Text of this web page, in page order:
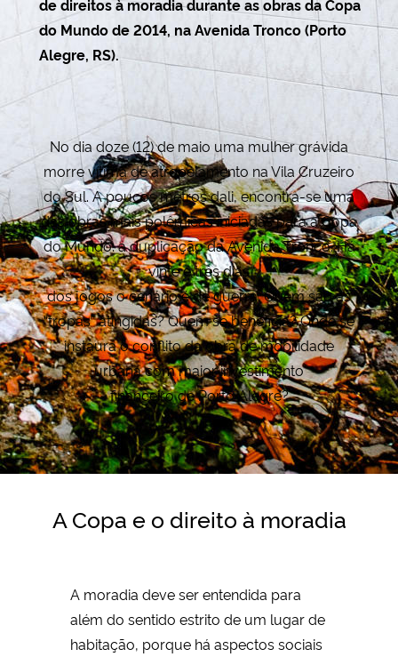
Banco Central do Brasil
Planalto
de direitos à moradia durante as obras da Copa
do Mundo de 2014, na Avenida Tronco (Porto
Alegre, RS).
No dia doze (12) de maio uma mulher grávida
morre vítima de atropelamento na Vila Cruzeiro
do Sul. A poucos metros dali, encontra-se uma
das obras mais polêmicas iniciadas para a Copa
do Mundo: a duplicação da Avenida Tronco. Há
vinte e três dias
dos jogos o cenário é de guerra. Quem são as
“tropas” atingidas? Quem se beneficia? Onde se
instaura o conflito da obra de mobilidade
urbana com maior investimento
financeiro de Porto Alegre?
A Copa e o direito à moradia
A moradia deve ser entendida para
além do sentido estrito de um lugar de
habitação, porque há aspectos sociais